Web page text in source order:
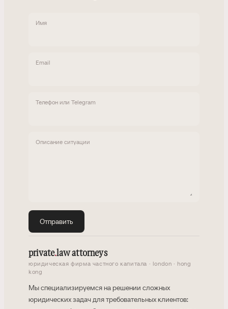
Имя
Email
Телефон или Telegram
Описание ситуации
Отправить
private.law attorneys
юридическая фирма частного капитала · london · hong
kong
Мы специализируемся на решении сложных
юридических задач для требовательных клиентов: